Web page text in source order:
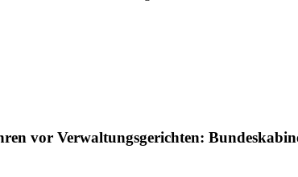
vor Verwaltungsgerichten: